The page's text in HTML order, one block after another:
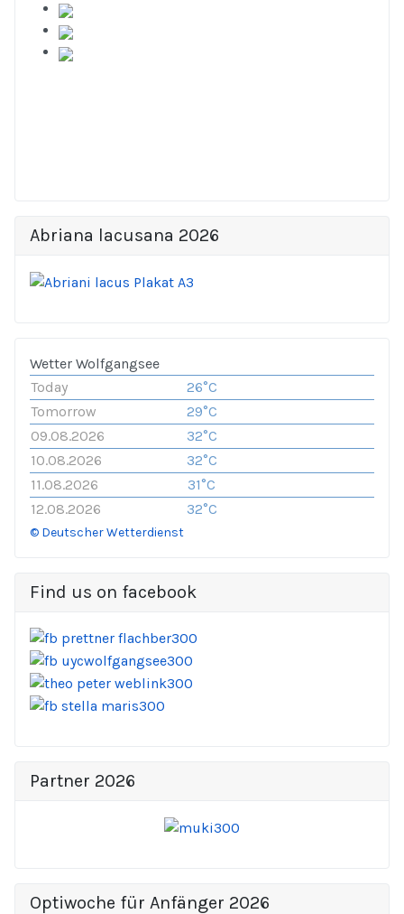
Abriana lacusana 2026
Wetter Wolfgangsee
Today
26°C
Tomorrow
29°C
09.08.2026
32°C
10.08.2026
32°C
11.08.2026
31°C
12.08.2026
32°C
© Deutscher Wetterdienst
Find us on facebook
Partner 2026
Optiwoche für Anfänger 2026